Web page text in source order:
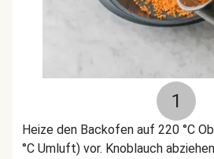
1
Heize den Backofen auf 220 °C
°C Umluft) vor. Knoblauch